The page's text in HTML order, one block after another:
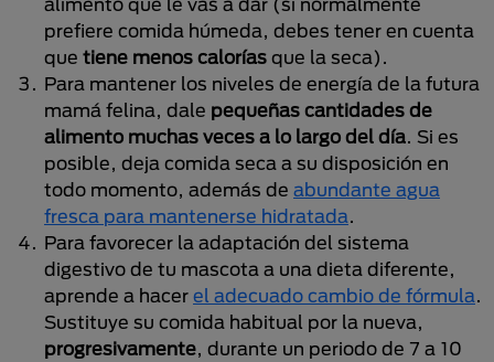
prefiere comida húmeda, debes tener en cuenta
que tiene menos calorías que la seca).
Para mantener los niveles de energía de la futura
mamá felina, dale pequeñas cantidades de
alimento muchas veces a lo largo del día. Si es
posible, deja comida seca a su disposición en
todo momento, además de abundante agua
fresca para mantenerse hidratada.
Para favorecer la adaptación del sistema
digestivo de tu mascota a una dieta diferente,
aprende a hacer el adecuado cambio de fórmula.
Sustituye su comida habitual por la nueva,
progresivamente, durante un periodo de 7 a 10